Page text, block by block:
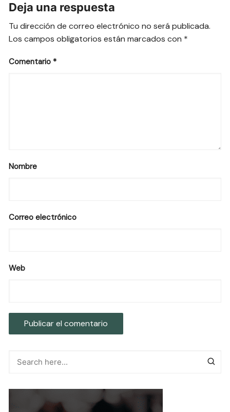
Deja una respuesta
Tu dirección de correo electrónico no será publicada.
Los campos obligatorios están marcados con *
Comentario *
Nombre
Correo electrónico
Web